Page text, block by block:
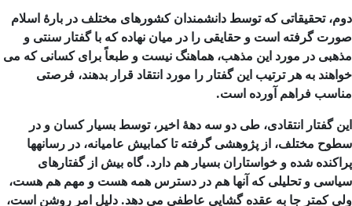
دوم، تحقیقاتی که توسط دانشمندان کشورهای مختلف در بارۀ اسلام
صورت گرفته است و حقایقی را در میان نهاده که با گفتار سنتی و
مذهبی در مورد این مذهب، هماهنگ نیست و طبعاً برای کسانی که می
خواهند به هر ترتیب این گفتار را مورد انتقاد قرار بدهند، فرصتی
مناسب فراهم آورده است.
این گفتار انتقادی، طی دو سه دهۀ اخیر، توسط بسیار کسان و در
سطوح مختلف، از پژوهشی گرفته تا کمابیش عامیانه، در رسانهها
پراکنده شده و خواستاران بسیار هم دارد. گاه بیش از گفتارهای
سیاسی و تحلیلی که آنها هم در دسترس همه هست و مهم هم هست،
ولی کمتر جا به عقده گشایی عاطفی می دهد. دلیل امر روشن است،